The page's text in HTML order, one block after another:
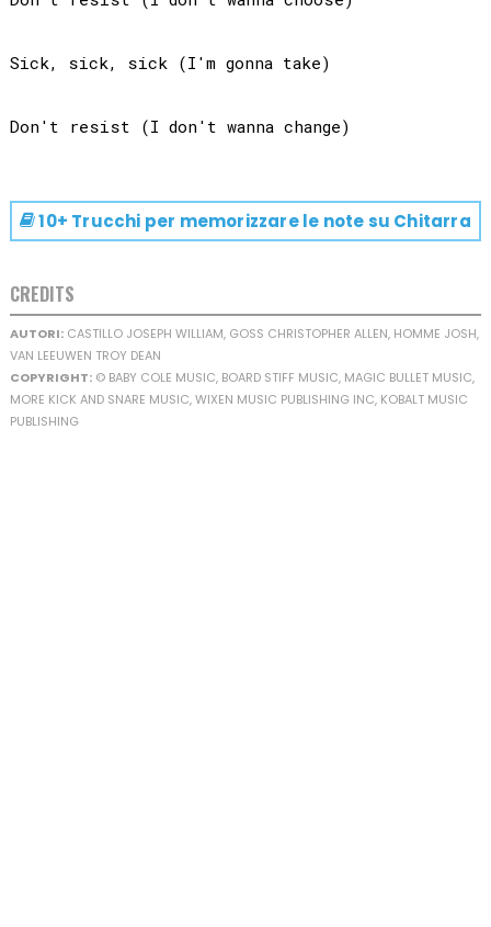
Sick, sick, sick (I'm gonna take)
10+ Trucchi per memorizzare le note su Chitarra
CREDITS
AUTORI:CASTILLO JOSEPH WILLIAM, GOSS CHRISTOPHER ALLEN, HOMME JOSH,
VAN LEEUWEN TROY DEAN
COPYRIGHT:© BABY COLE MUSIC, BOARD STIFF MUSIC, MAGIC BULLET MUSIC,
MORE KICK AND SNARE MUSIC, WIXEN MUSIC PUBLISHING INC, KOBALT MUSIC
PUBLISHING